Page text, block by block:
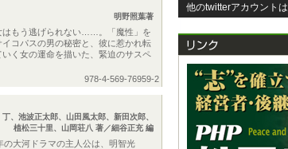
明野照葉著
はもう逃げられない……。「魔性」を
イコパスの男の秘密と、彼に惹かれ転
いく女の運命を描いた、緊迫のサスペ
978-4-569-76959-2
、池波正太郎、山田風太郎、新田次郎、
植松三十里、山岡荘八 著／細谷正充 編
の大河ドラマの主人公は、明智光
他のtwitterアカウントは